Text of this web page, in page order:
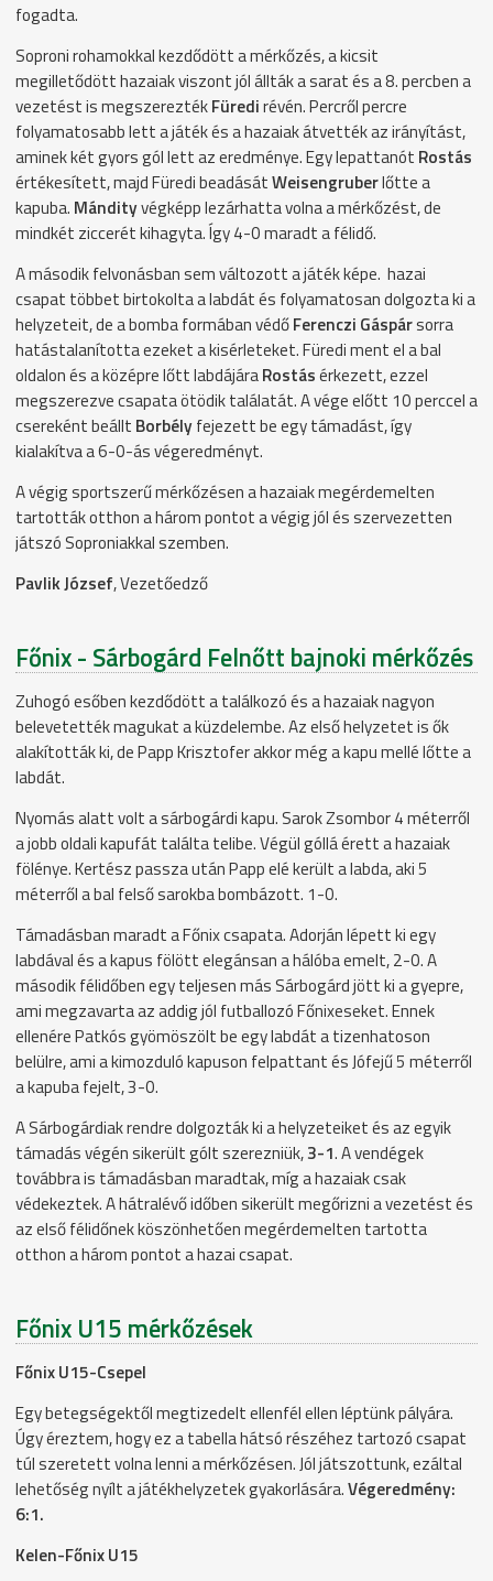
fogadta.
Soproni rohamokkal kezdődött a mérkőzés, a kicsit
megilletődött hazaiak viszont jól állták a sarat és a 8. percben a
vezetést is megszereztékFüredirévén. Percről percre
folyamatosabb lett a játék és a hazaiak átvették az irányítást,
aminek két gyors gól lett az eredménye. Egy lepattanót Rostás
értékesített, majd Füredi beadásátWeisengruberlőtte a
kapuba. Mándityvégképp lezárhatta volna a mérkőzést, de
mindkét ziccerét kihagyta. Így 4-0 maradt a félidő.
A második felvonásban sem változott a játék képe. hazai
csapat többet birtokolta a labdát és folyamatosan dolgozta ki a
helyzeteit, de a bomba formában védőFerenczi Gáspársorra
hatástalanította ezeket a kisérleteket. Füredi ment el a bal
oldalon és a középre lőtt labdájáraRostásérkezett, ezzel
megszerezve csapata ötödik találatát. A vége előtt 10 perccel a
csereként beállt Borbélyfejezett be egy támadást, így
kialakítva a 6-0-ás végeredményt.
A végig sportszerű mérkőzésen a hazaiak megérdemelten
tartották otthon a három pontot a végig jól és szervezetten
játszó Soproniakkal szemben.
Pavlik József, Vezetőedző
Főnix - Sárbogárd Felnőtt bajnoki mérkőzés
Zuhogó esőben kezdődött a találkozó és a hazaiak nagyon
belevetették magukat a küzdelembe. Az első helyzetet is ők
alakították ki, de Papp Krisztofer akkor még a kapu mellé lőtte a
labdát.
Nyomás alatt volt a sárbogárdi kapu. Sarok Zsombor 4 méterről
a jobb oldali kapufát találta telibe. Végül góllá érett a hazaiak
fölénye. Kertész passza után Papp elé került a labda, aki 5
méterről a bal felső sarokba bombázott. 1-0.
Támadásban maradt a Főnix csapata. Adorján lépett ki egy
labdával és a kapus fölött elegánsan a hálóba emelt, 2-0. A
második félidőben egy teljesen más Sárbogárd jött ki a gyepre,
ami megzavarta az addig jól futballozó Főnixeseket. Ennek
ellenére Patkós gyömöszölt be egy labdát a tizenhatoson
belülre, ami a kimozduló kapuson felpattant és Jófejű 5 méterről
a kapuba fejelt, 3-0.
A Sárbogárdiak rendre dolgozták ki a helyzeteiket és az egyik
támadás végén sikerült gólt szerezniük,3-1. A vendégek
továbbra is támadásban maradtak, míg a hazaiak csak
védekeztek. A hátralévő időben sikerült megőrizni a vezetést és
az első félidőnek köszönhetően megérdemelten tartotta
otthon a három pontot a hazai csapat.
Főnix U15 mérkőzések
Főnix U15-Csepel
Egy betegségektől megtizedelt ellenfél ellen léptünk pályára.
Úgy éreztem, hogy ez a tabella hátsó részéhez tartozó csapat
túl szeretett volna lenni a mérkőzésen. Jól játszottunk, ezáltal
lehetőség nyílt a játékhelyzetek gyakorlására.Végeredmény:
6:1.
Kelen-Főnix U15